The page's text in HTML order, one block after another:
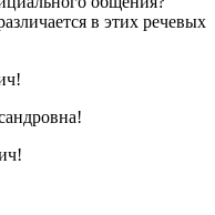
в этих речевых